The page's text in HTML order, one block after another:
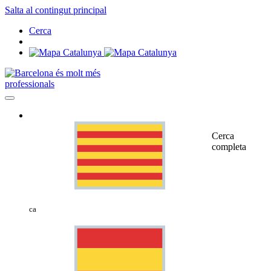
Salta al contingut principal
Cerca
professionals
ca
Cerca
completa